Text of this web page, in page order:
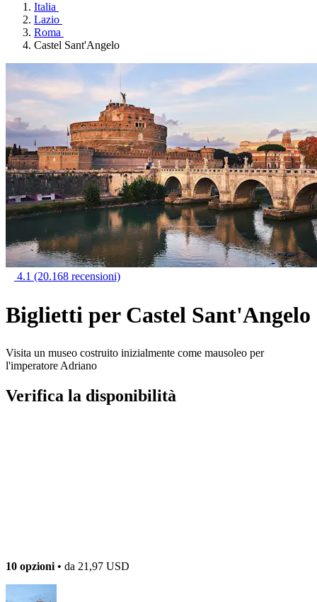
Italia
Lazio
Roma
Castel Sant'Angelo
4.1 (20.168 recensioni)
Biglietti per Castel Sant'Angelo
Visita un museo costruito inizialmente come mausoleo per
l'imperatore Adriano
Verifica la disponibilità
10 opzioni • da 21,97 USD